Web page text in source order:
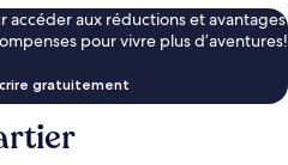
accéder aux réductions et avantages
pour vivre plus d’aventures!
gratuitement